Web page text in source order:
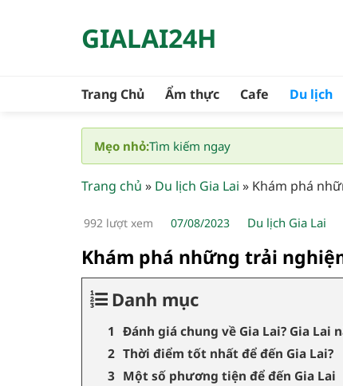
GIALAI24H
Trang Chủ Ẩm thực Cafe Du lịch
Mẹo nhỏ:Tìm kiếm ngay
Trang chủ » Du lịch Gia Lai » Khám phá
992 lượt xem 07/08/2023 Du lịch Gia Lai
Khám phá những trải
Danh mục
Đánh giá chung về Gia Lai? Gia Lai
Thời điểm tốt nhất để đến Gia Lai?
Một số phương tiện để đến Gia Lai